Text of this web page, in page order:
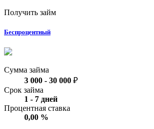
Получить займ
Беспроцентный
Сумма займа
3 000 - 30 000 ₽
Срок займа
1 - 7 дней
Процентная ставка
0,00 %